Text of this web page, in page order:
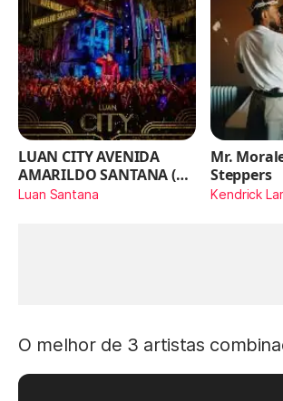
LUAN CITY AVENIDA
AMARILDO SANTANA (Ao
Vivo)
Luan Santana
Mr.
Steppers
Kendrick
O melhor de 3 artistas